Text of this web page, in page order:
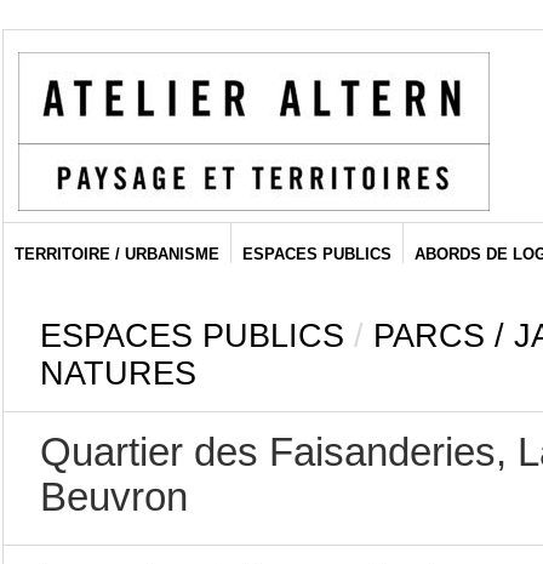
TERRITOIRE / URBANISME ESPACES PUBLICS ABORDS DE
ESPACES PUBLICS / PARCS /
NATURES
Quartier des Faisanderies,
Beuvron